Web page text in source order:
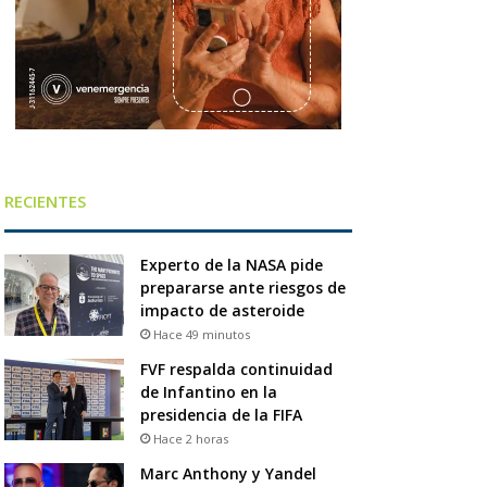
RECIENTES
Experto de la NASA pide
prepararse ante riesgos de
impacto de asteroide
Hace 49 minutos
FVF respalda continuidad
de Infantino en la
presidencia de la FIFA
Hace 2 horas
Marc Anthony y Yandel